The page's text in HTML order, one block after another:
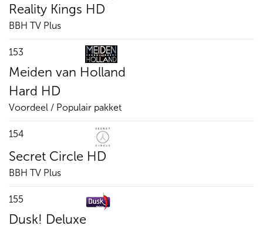
Reality Kings HD
BBH TV Plus
153
Meiden van Holland
Hard HD
Voordeel / Populair pakket
154
Secret Circle HD
BBH TV Plus
155
Dusk! Deluxe